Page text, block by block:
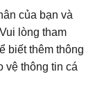
của bạn và
lòng tham
biết thêm thông
vệ thông tin cá